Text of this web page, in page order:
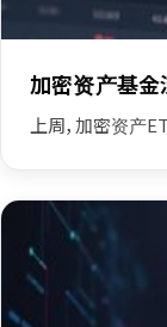
加密资产基金
上周，加密资产